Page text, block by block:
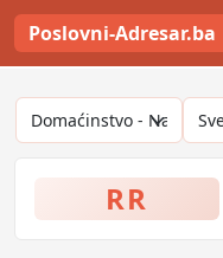
Poslovni-Adresar.ba
RR